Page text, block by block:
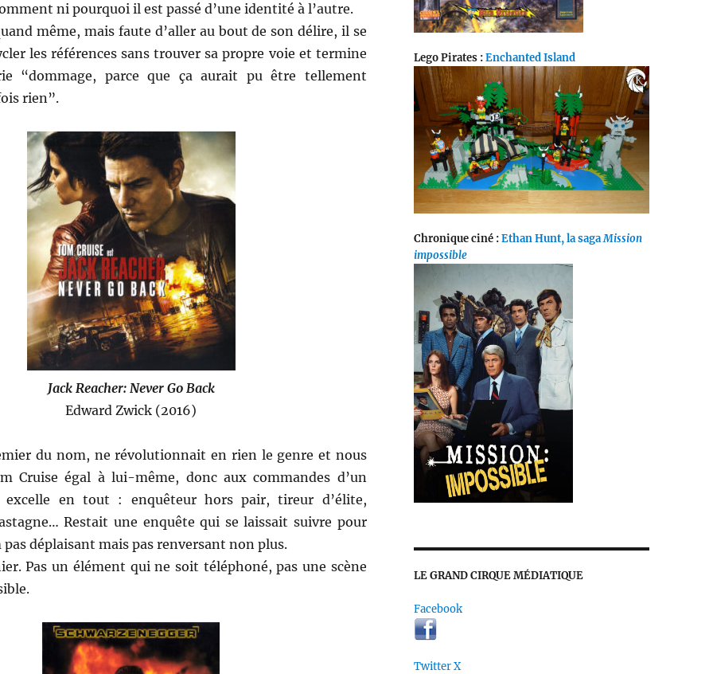
ni pourquoi il est passé d’une identité à l’autre.
même, mais faute d’aller au bout de son délire, il se
les références sans trouver sa propre voie et termine
“dommage, parce que ça aurait pu être tellement
rien”.
Jack Reacher: Never Go Back
Edward Zwick (2016)
du nom, ne révolutionnait en rien le genre et nous
Cruise égal à lui-même, donc aux commandes d’un
excelle en tout : enquêteur hors pair, tireur d’élite,
Restait une enquête qui se laissait suivre pour
déplaisant mais pas renversant non plus.
Pas un élément qui ne soit téléphoné, pas une scène
Lego Pirates :Enchanted Island
Chronique ciné :Ethan Hunt, la sagaMission
impossible
LE GRAND CIRQUE MÉDIATIQUE
Facebook
Twitter X